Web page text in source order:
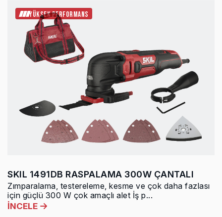
YÜKSEK PERFORMANS
SKIL 1491DB RASPALAMA 300W ÇANTALI
Zımparalama, testereleme, kesme ve çok daha fazlası
için güçlü 300 W çok amaçlı alet İş p...
İNCELE